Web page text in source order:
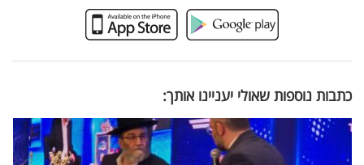
כתבות נוספות שאולי יעניינו אותך: